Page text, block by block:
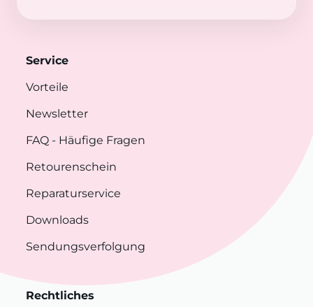
Service
Vorteile
Newsletter
FAQ - Häufige Fragen
Retourenschein
Reparaturservice
Downloads
Sendungsverfolgung
Rechtliches